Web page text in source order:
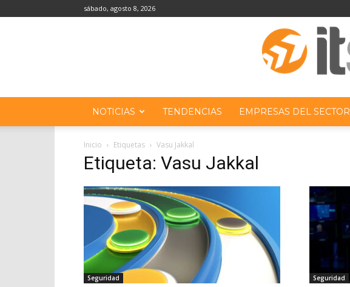
sábado, agosto 8, 2026
NOTICIAS TENDENCIAS EMPRESAS DEL SECTOR
Inicio Etiquetas Vasu Jakkal
Etiqueta: Vasu Jakkal
Seguridad Seguridad